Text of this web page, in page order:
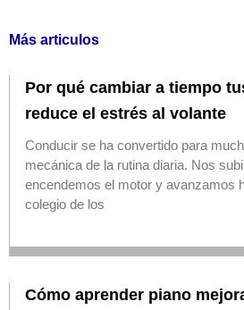
Más articulos
Por qué cambiar a tiempo
reduce el estrés al volante
Conducir se ha convertido para
mecánica de la rutina diaria. Nos
encendemos el motor y avanzamos
colegio de los
Cómo aprender piano